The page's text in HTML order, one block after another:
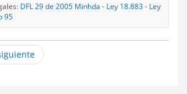
DFL 29 de 2005 Minhda - Ley 18.883- Ley
95